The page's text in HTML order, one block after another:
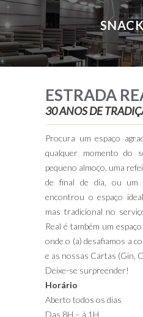
ESTRADA
30 ANOS DE
Procura um espaço
qualquer momento do
pequeno almoço, uma
de final de dia, ou um
encontrou o espaço
mas tradicional no
Real é também um
onde o (a) desafiamos a
e as nossas Cartas (Gin,
Deixe-se surpreender!
Horário
Aberto todos os dias
Das 8H – à 1H